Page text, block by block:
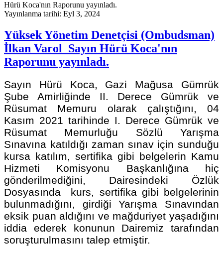
Yayınlanma tarihi: Eyl 3, 2024
Yüksek Yönetim Denetçisi (Ombudsman)
İlkan Varol Sayın Hürü Koca'nın
Raporunu yayınladı.
Sayın Hürü Koca, Gazi Mağusa Gümrük
Şube Amirliğinde II. Derece Gümrük ve
Rüsumat Memuru olarak çalıştığını, 04
Kasım 2021 tarihinde I. Derece Gümrük ve
Rüsumat Memurluğu Sözlü Yarışma
Sınavına katıldığı zaman sınav için sunduğu
kursa katılım, sertifika gibi belgelerin Kamu
Hizmeti Komisyonu Başkanlığına hiç
gönderilmediğini, Dairesindeki Özlük
Dosyasında kurs, sertifika gibi belgelerinin
bulunmadığını, girdiği Yarışma Sınavından
eksik puan aldığını ve mağduriyet yaşadığını
iddia ederek konunun Dairemiz tarafından
soruşturulmasını talep etmiştir.